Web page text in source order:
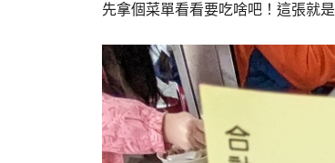
先拿個菜單看看要吃啥吧！這張就是